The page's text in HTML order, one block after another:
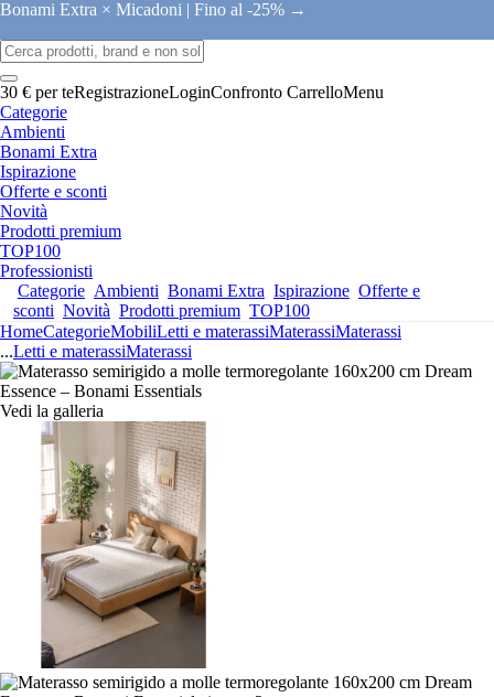
Bonami Extra × Micadoni | Fino al -25% →
30 € per teRegistrazioneLoginConfronto CarrelloMenu
Categorie
Ambienti
Bonami Extra
Ispirazione
Offerte e sconti
Novità
Prodotti premium
TOP100
Professionisti
Categorie Ambienti Bonami Extra Ispirazione Offerte e
sconti Novità Prodotti premium TOP100
HomeCategorieMobiliLetti e materassiMaterassiMaterassi
...Letti e materassiMaterassi
Vedi la galleria